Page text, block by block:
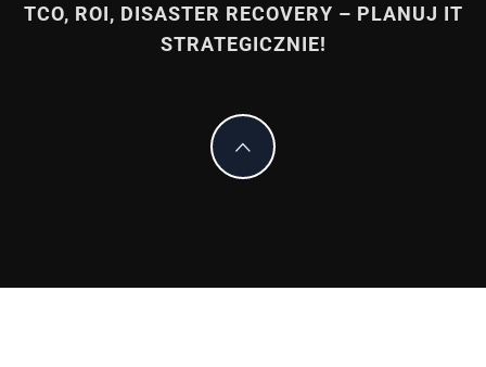
TCO, ROI, DISASTER RECOVERY – PLANUJ IT
STRATEGICZNIE!